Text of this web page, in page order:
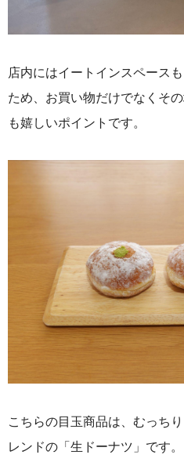
店内にはイートインスペース
ため、お買い物だけでなくそ
も嬉しいポイントです。
こちらの目玉商品は、むっち
レンドの「生ドーナツ」です